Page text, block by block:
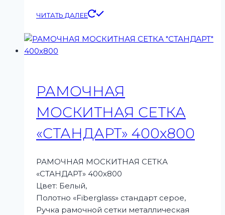
ЧИТАТЬ ДАЛЕЕ
РАМОЧНАЯ
МОСКИТНАЯ СЕТКА
«СТАНДАРТ» 400х800
РАМОЧНАЯ МОСКИТНАЯ СЕТКА
«СТАНДАРТ» 400х800
Цвет: Белый,
Полотно «Fiberglass» стандарт серое,
Ручка рамочной сетки металлическая